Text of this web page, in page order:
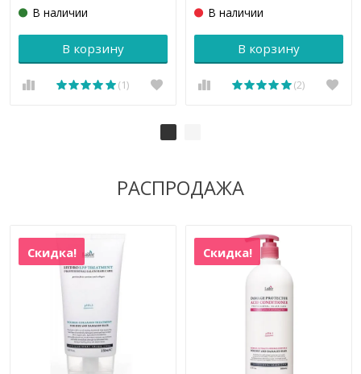
В наличии
В корзину
(1)
В наличии
В корзину
(2)
РАСПРОДАЖА
Скидка! Скидка!